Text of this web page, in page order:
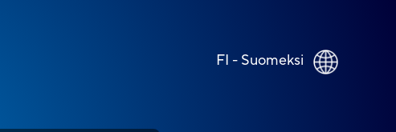
FI - Suomeksi